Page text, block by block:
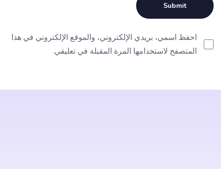
احفظ اسمي، بريدي الإلكتروني، والموقع الإلكتروني في هذا
المتصفح لاستخدامها المرة المقبلة في تعليقي.